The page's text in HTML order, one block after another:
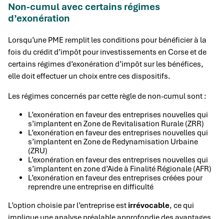
Non-cumul avec certains régimes
d’exonération
Lorsqu’une PME remplit les conditions pour bénéficier à la
fois du crédit d’impôt pour investissements en Corse et de
certains régimes d’exonération d’impôt sur les bénéfices,
elle doit effectuer un choix entre ces dispositifs.
Les régimes concernés par cette règle de non-cumul sont :
L’exonération en faveur des entreprises nouvelles qui
s’implantent en Zone de Revitalisation Rurale (ZRR)
L’exonération en faveur des entreprises nouvelles qui
s’implantent en Zone de Redynamisation Urbaine
(ZRU)
L’exonération en faveur des entreprises nouvelles qui
s’implantent en zone d’Aide à Finalité Régionale (AFR)
L’exonération en faveur des entreprises créées pour
reprendre une entreprise en difficulté
L’option choisie par l’entreprise est irrévocable, ce qui